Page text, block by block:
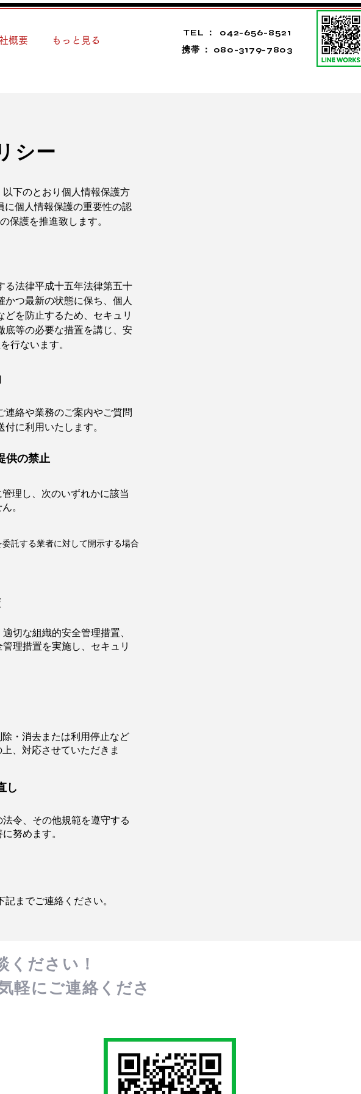
概要 もっと見る
TEL ： 042-656-8521
​携帯 ： 080-3179-7803
シー
下のとおり個人情報保護方
に個人情報保護の重要性の認
保護を推進致します。
る法律平成十五年法律第五十
つ最新の状態に保ち、個人
を防止するため、セキュリ
底等の必要な措置を講じ、安
行ないます。
連絡や業務のご案内やご質問
に利用いたします。
供の禁止
理し、次のいずれかに該当
。
託する業者に対して開示する場合
切な組織的安全管理措置、
理措置を実施し、セキュリ
・消去または利用停止など
、対応させていただきま
し
令、その他規範を遵守する
努めます。
までご連絡ください。
ください！
軽にご連絡くださ